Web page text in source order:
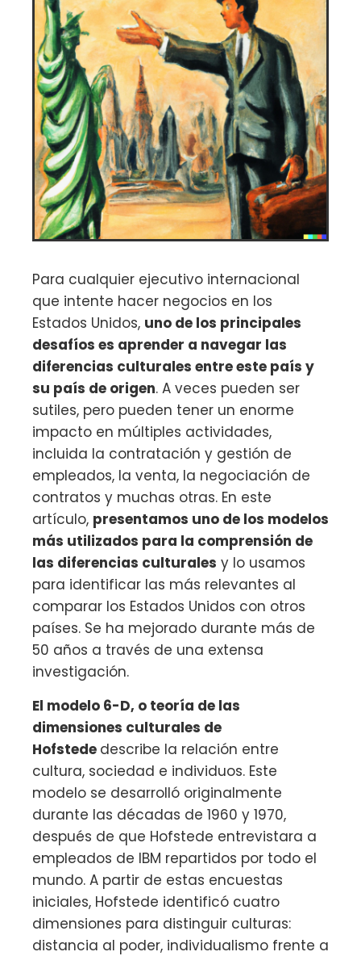
Para cualquier ejecutivo internacional
que intente hacer negocios en los
Estados Unidos, uno de los principales
desafíos es aprender a navegar las
diferencias culturales entre este país y
su país de origen. A veces pueden ser
sutiles, pero pueden tener un enorme
impacto en múltiples actividades,
incluida la contratación y gestión de
empleados, la venta, la negociación de
contratos y muchas otras. En este
artículo, presentamos uno de los modelos
más utilizados para la comprensión de
las diferencias culturales y lo usamos
para identificar las más relevantes al
comparar los Estados Unidos con otros
países. Se ha mejorado durante más de
50 años a través de una extensa
investigación.
El modelo 6-D, o teoría de las
dimensiones culturales de
Hofstede describe la relación entre
cultura, sociedad e individuos. Este
modelo se desarrolló originalmente
durante las décadas de 1960 y 1970,
después de que Hofstede entrevistara a
empleados de IBM repartidos por todo el
mundo. A partir de estas encuestas
iniciales, Hofstede identificó cuatro
dimensiones para distinguir culturas:
distancia al poder, individualismo frente a